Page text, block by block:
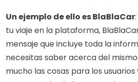
Un ejemplo de ello es BlaBlaCar
tu viaje en la plataforma,
mensaje que incluye toda la
necesitas saber acerca del
mucho las cosas para los